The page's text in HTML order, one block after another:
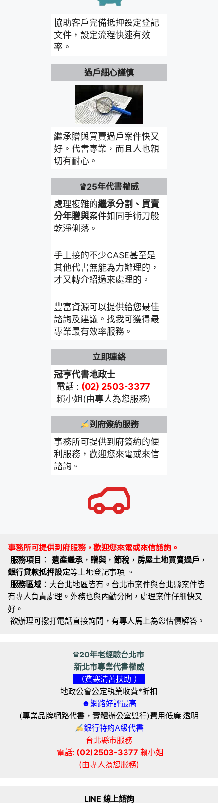
協助客戶完備抵押設定登記
文件，設定流程快速有效
率。
過戶細心謹慎
繼承贈與買賣過戶案件快又
好。代書專業，而且人也親
切有耐心。
♛25年代書權威
處理複雜的繼承分割、買賣
分年贈與案件如同手術刀般
乾淨俐落。
手上接的不少CASE甚至是
其他代書無能為力辦理的，
才又轉介紹過來處理的。
豐富資源可以提供給您最佳
諮詢及建議。找我可獲得最
專業最有效率服務。
立即連絡
冠亨代書地政士
電話 : (02) 2503-3377
賴小姐(由專人為您服務)
到府簽約服務
事務所可提供到府簽約的便
利服務，歡迎您來電或來信
諮詢。
事務所可提供到府服務，歡迎您來電或來信諮詢。
服務項目 ： 遺產繼承 ， 贈與 ， 節稅 ， 房屋土地買賣過戶 ，
銀行貸款抵押設定等土地登記事項 。
服務區域 ：大台北地區皆有。台北市案件與台北縣案件皆
有專人負責處理。外務也與內勤分開，處理案件仔細快又
好。
欲辦理可撥打電話直接詢問，有專人馬上為您估價解答。
♛20年老經驗台北市
新北市專業代書權威
（貧寒清苦扶助 ）
地政公會公定執業收費*折扣
☻網路好評最高
(專業品牌網路代書，實體辦公室雙行)費用低廉.透明
銀行特約A級代書
台北縣市服務
電話: (02)2503-3377 賴小姐
(由專人為您服務)
LINE 線上諮詢